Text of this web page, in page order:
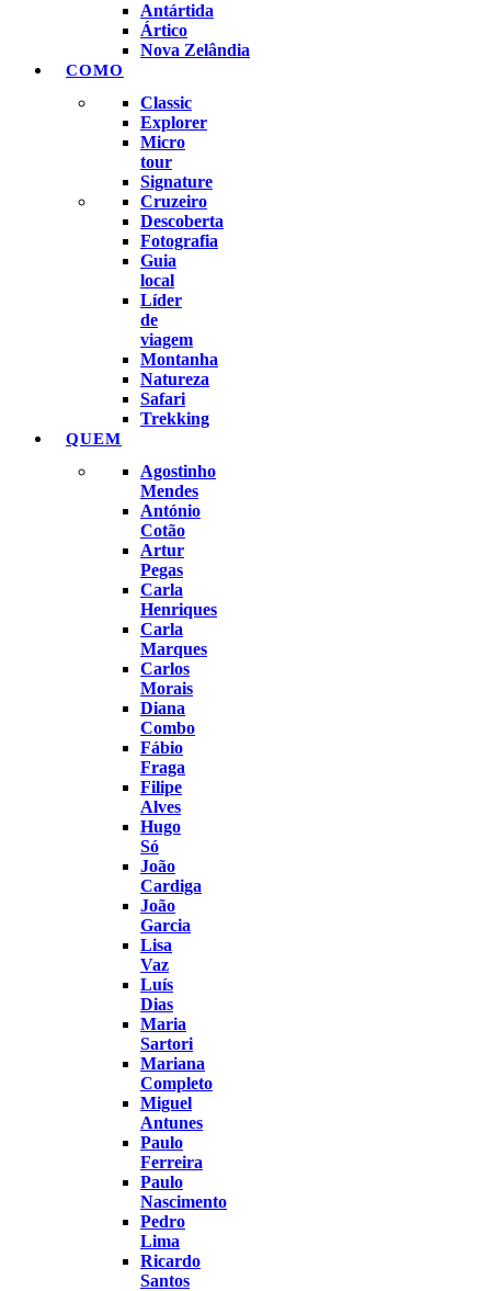
Antártida
Ártico
Nova Zelândia
COMO
Classic
Explorer
Micro
tour
Signature
Cruzeiro
Descoberta
Fotografia
Guia
local
Líder
de
viagem
Montanha
Natureza
Safari
Trekking
QUEM
Agostinho
Mendes
António
Cotão
Artur
Pegas
Carla
Henriques
Carla
Marques
Carlos
Morais
Diana
Combo
Fábio
Fraga
Filipe
Alves
Hugo
Só
João
Cardiga
João
Garcia
Lisa
Vaz
Luís
Dias
Maria
Sartori
Mariana
Completo
Miguel
Antunes
Paulo
Ferreira
Paulo
Nascimento
Pedro
Lima
Ricardo
Santos